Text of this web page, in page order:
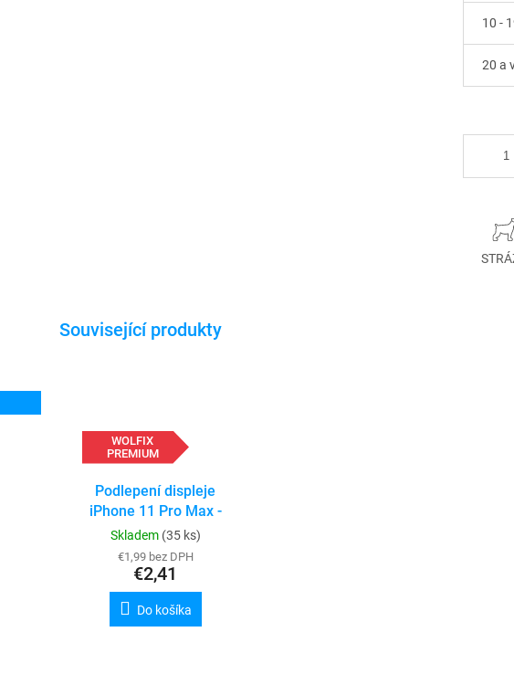
10 -
20 a
WOLFIX
PREMIUM
Podlepení displeje
iPhone 11 Pro Max -
PREMIUM
Skladem (35 ks)
€1,99 bez DPH
€2,41
Do košíka